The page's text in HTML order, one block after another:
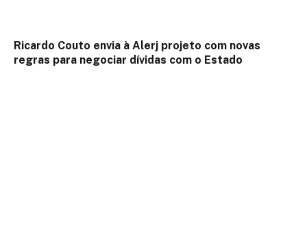
Ricardo Couto envia à Alerj projeto com novas
regras para negociar dívidas com o Estado